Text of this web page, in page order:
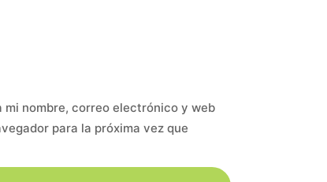
mi nombre, correo electrónico y web
para la próxima vez que